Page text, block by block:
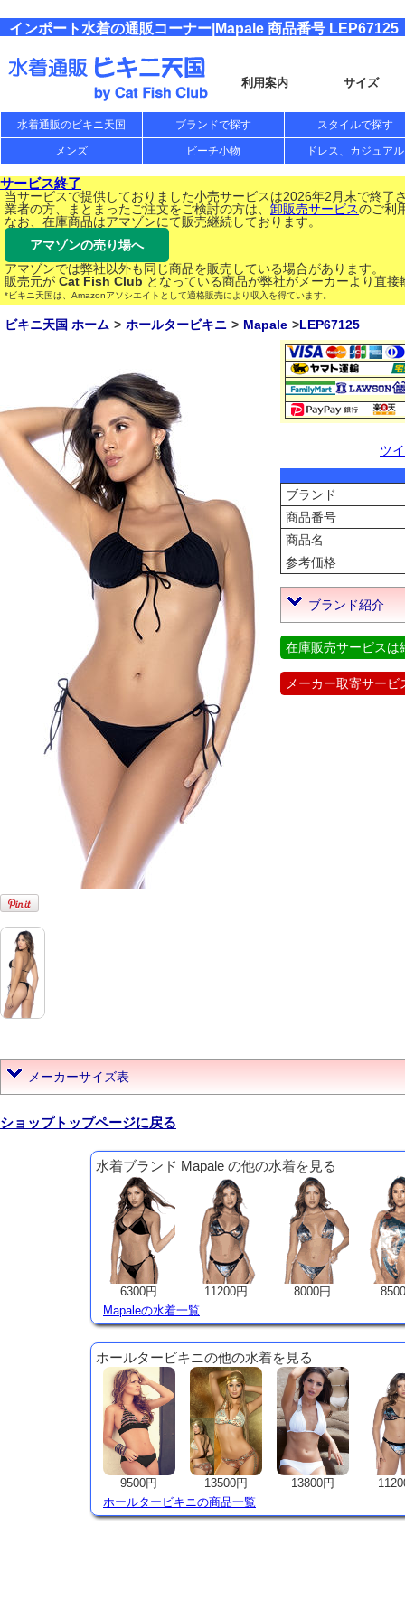
インポート水着の通販コーナー|Mapale 商品番号 LEP67125
利用案内 サイズ
水着通販のビキニ天国 ブランドで探す スタイルで探す
メンズ ビーチ小物 ドレス、カジュアル
サービス終了
当サービスで提供しておりました小売サービスは2026年2月末で終了
業者の方、まとまったご注文をご検討の方は、 卸販売サービスのご利
なお、在庫商品はアマゾンにて販売継続しております。
アマゾンの売り場へ
アマゾンでは弊社以外も同じ商品を販売している場合があります。
販売元が Cat Fish Club となっている商品が弊社がメーカーより直
*ビキニ天国は、Amazonアソシエイトとして適格販売により収入を得ています。
ビキニ天国 ホーム ホールタービキニ Mapale LEP67125
ツ
ブランド
商品番号
商品名
参考価格
ブランド紹介
在庫販売サービスは
メーカー取寄サー
メーカーサイズ表
ショップトップページに戻る
水着ブランド Mapale の他の水着を見る
6300円 11200円 8000円
Mapaleの水着一覧
ホールタービキニの他の水着を見る
9500円 13500円 13800円
ホールタービキニの商品一覧